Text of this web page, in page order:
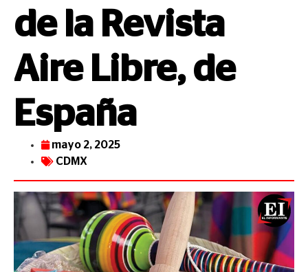
de la Revista
Aire Libre, de
España
mayo 2, 2025
CDMX